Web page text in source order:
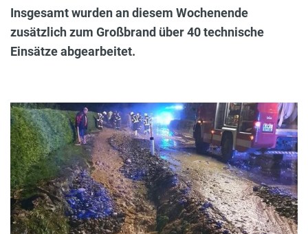
Insgesamt wurden an diesem Wochenende
zusätzlich zum Großbrand über 40 technische
Einsätze abgearbeitet.